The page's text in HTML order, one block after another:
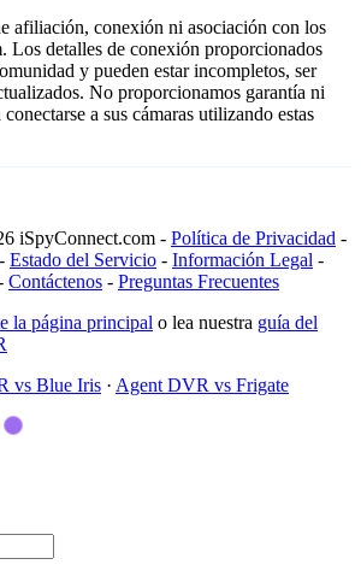
afiliación, conexión ni asociación con los
Los detalles de conexión proporcionados
y pueden estar incompletos, ser
No proporcionamos garantía ni
a sus cámaras utilizando estas
iSpyConnect.com - Política de Privacidad -
- Estado del Servicio - Información Legal -
Contáctenos - Preguntas Frecuentes
la página principal o lea nuestra guía del
vs Blue Iris · Agent DVR vs Frigate